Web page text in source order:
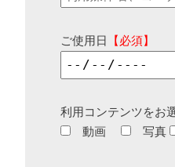
ご使用日 【必須】
利用コンテンツをお
動画
写真